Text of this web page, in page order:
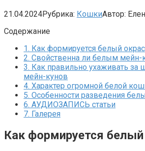
21.04.2024Рубрика: КошкиАвтор:
Содержание
1. Как формируется белый окрас
2. Свойственна ли белым мейн-
3. Как правильно ухаживать за
мейн-кунов
4. Характер огромной белой
5. Особенности разведения
6. АУДИОЗАПИСЬ статьи
7. Галерея
Как формируется белый